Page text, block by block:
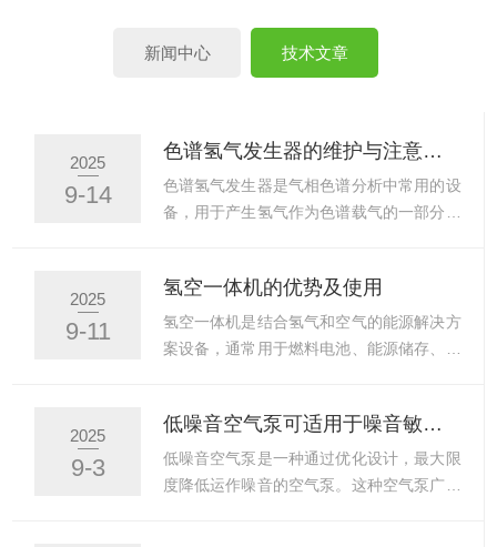
新闻中心 技术文章
2025
9-14
色谱氢气发生器的维护与注意事项
色谱氢气发生器是气相色谱分析中常用的设
备，用于产生氢气作为色谱载气的一部分。
FID）中，因其低的背景噪声和较高的灵敏
度，氢气成为了理想的载气选择。通常由氢
气发生器本体、电源和气体储存装置组成，
器的原理：1.水电解法：这是目前常见的一
种氢气生成方法。通过水电解原理，利用电
能将水分子分解成氢气和氧气。这种方法不
2025
9-11
氢空一体机的优势及使用
氢空一体机是结合氢气和空气的能源解决方
案设备，通常用于燃料电池、能源储存、清
量转换氢气作为一种高能量密度的清洁能
源，其与空气结合使用时，能通过燃料电池
进行高效的电能转换。氢空一体机将氢气与
2025
9-3
低噪音空气泵可适用于噪音敏感环境
低噪音空气泵是一种通过优化设计，最大限
度降低运作噪音的空气泵。这种空气泵广泛